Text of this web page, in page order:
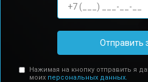
Отправить
Нажимая на кнопку отправить я
моих персональных данных.